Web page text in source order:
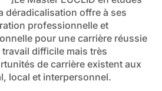
déradicalisation offre à ses
professionnelle et
pour une carrière réussie
difficile mais très
de carrière existent aux
local et interpersonnel.